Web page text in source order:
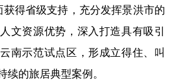
得省级支持，充分发挥景洪市的
文资源优势，深入打造具有吸引
南示范试点区，形成立得住、叫
的旅居典型案例。